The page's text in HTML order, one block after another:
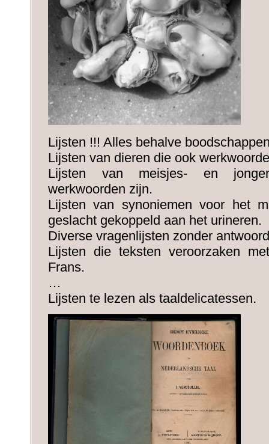
Lijsten !!! Alles behalve
Lijsten van dieren die ook
Lijsten van meisjes- en
werkwoorden zijn.
Lijsten van synoniemen voor het
geslacht gekoppeld aan het urineren.
Diverse vragenlijsten zonder
Lijsten die teksten veroorzaken
Frans.
…
Lijsten te lezen als taaldelicatessen.